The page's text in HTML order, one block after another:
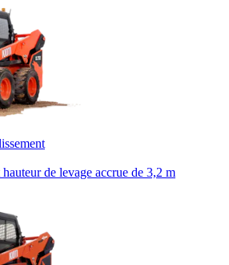
de levage accrue de 3,2 m